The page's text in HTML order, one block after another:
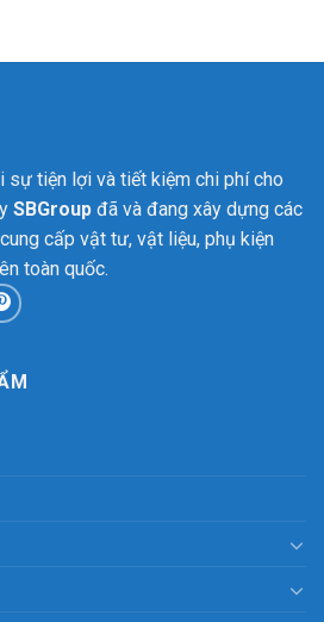
sự tiện lợi và tiết kiệm chi phí cho
SBGroup đã và đang xây dựng các
cấp vật tư, vật liệu, phụ kiện
toàn quốc.